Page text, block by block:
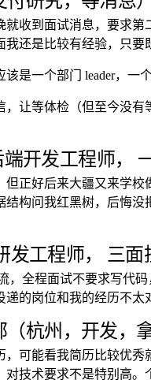
收到面试消息，要求
还是比较有经验，只
是一个部门 leader，
，让等体检（但至今没
开发工程师，
正好后来大疆又来学
结构问我红黑树，后悔
发工程师， 三面
，全程面试不要求写代
的岗位和我的经历不
杭州，开发，
，可能看我简历比较优
技术要求不是特别高